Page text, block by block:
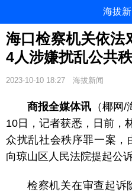
海拔新
海口检察机关依法
4人涉嫌扰乱公共
2023-10-10 18:27 海拔新闻
商报全媒体讯 （椰网
10日，记者获悉，日前，
众扰乱社会秩序罪一案，
向琼山区人民法院提起公诉
检察机关在审查起诉